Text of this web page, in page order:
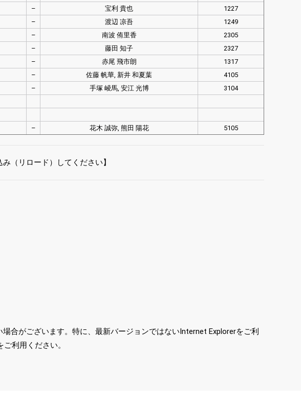
– 宝利 貴也
1227
– 渡辺 凉吾
1249
– 南波 侑里香
2305
– 藤田 知子
2327
– 赤尾 飛市朗
1317
– 佐藤 帆華, 新井 和夏葉
4105
– 手塚 崚馬, 安江 光博
3104
– 花木 誠弥, 熊田 陽花 5105
（リロード）してください】
合がございます。特に、最新バージョンではないInternet Explorerをご利
ご利用ください。